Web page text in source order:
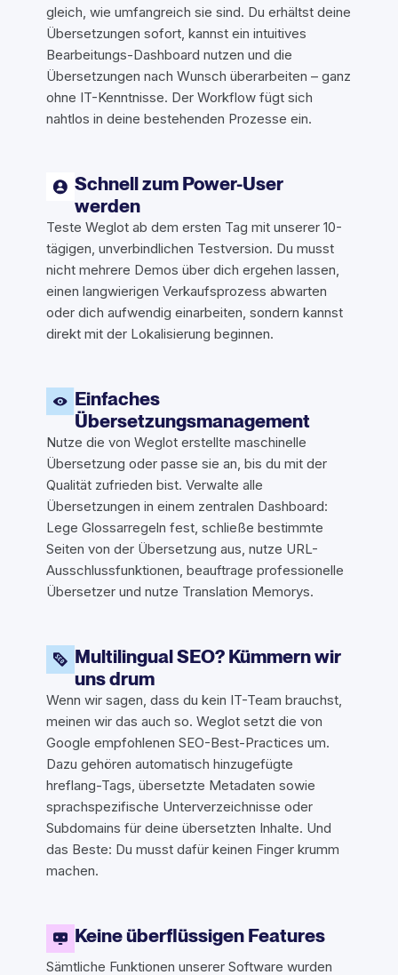
gleich, wie umfangreich sie sind. Du erhältst deine
Übersetzungen sofort, kannst ein intuitives
Bearbeitungs-Dashboard nutzen und die
Übersetzungen nach Wunsch überarbeiten – ganz
ohne IT-Kenntnisse. Der Workflow fügt sich
nahtlos in deine bestehenden Prozesse ein.
Schnell zum Power-User
werden
Teste Weglot ab dem ersten Tag mit unserer 10-
tägigen, unverbindlichen Testversion. Du musst
nicht mehrere Demos über dich ergehen lassen,
einen langwierigen Verkaufsprozess abwarten
oder dich aufwendig einarbeiten, sondern kannst
direkt mit der Lokalisierung beginnen.
Einfaches
Übersetzungsmanagement
Nutze die von Weglot erstellte maschinelle
Übersetzung oder passe sie an, bis du mit der
Qualität zufrieden bist. Verwalte alle
Übersetzungen in einem zentralen Dashboard:
Lege Glossarregeln fest, schließe bestimmte
Seiten von der Übersetzung aus, nutze URL-
Ausschlussfunktionen, beauftrage professionelle
Übersetzer und nutze Translation Memorys.
Multilingual SEO? Kümmern wir
uns drum
Wenn wir sagen, dass du kein IT-Team brauchst,
meinen wir das auch so. Weglot setzt die von
Google empfohlenen SEO-Best-Practices um.
Dazu gehören automatisch hinzugefügte
hreflang-Tags, übersetzte Metadaten sowie
sprachspezifische Unterverzeichnisse oder
Subdomains für deine übersetzten Inhalte. Und
das Beste: Du musst dafür keinen Finger krumm
machen.
Keine überflüssigen Features
Sämtliche Funktionen unserer Software wurden